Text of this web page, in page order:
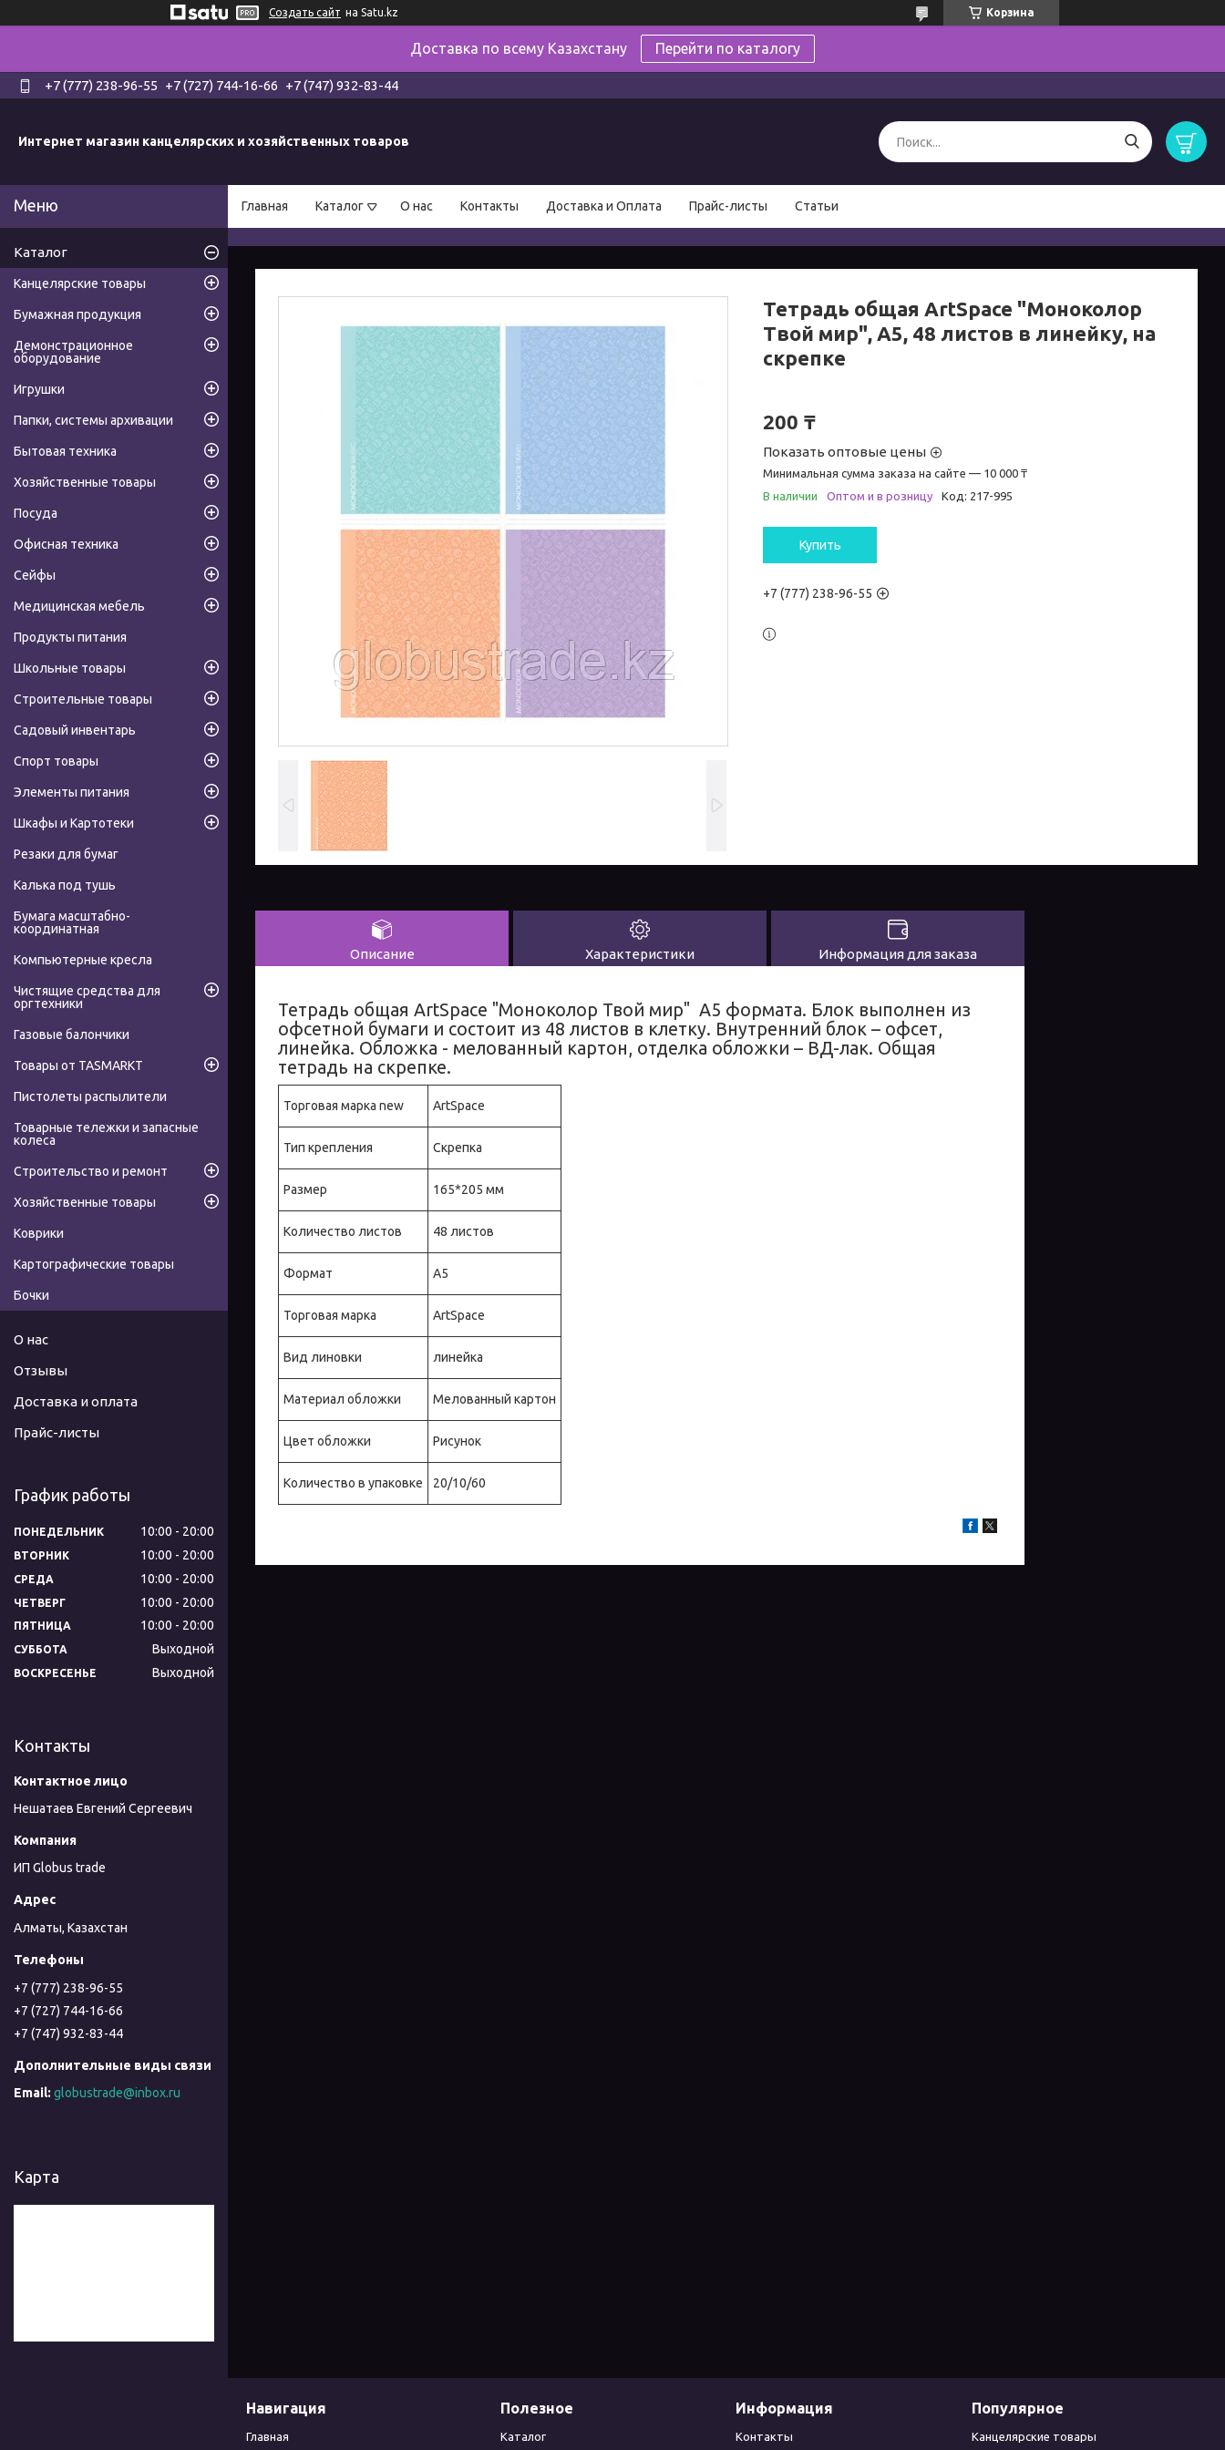
Создать сайт на Satu.kz Корзина
Доставка по всему Казахстану Перейти по каталогу
+7 (777) 238-96-55 +7 (727) 744-16-66 +7 (747) 932-83-44
Интернет магазин канцелярских и хозяйственных товаров
Главная Каталог О нас Контакты Доставка и Оплата Прайс-листы Статьи
Тетрадь общая ArtSpace "Моноколор
Твой мир", А5, 48 листов в линейку, на
скрепке
200 ₸
Показать оптовые цены
Минимальная сумма заказа на сайте — 10 000 ₸
В наличии
Оптом и в розницу Код: 217-995
Купить
+7 (777) 238-96-55
Описание Характеристики Информация для заказа
Тетрадь общая ArtSpace "Моноколор Твой мир" А5 формата. Блок выполнен из
офсетной бумаги и состоит из 48 листов в клетку. Внутренний блок – офсет,
линейка. Обложка - мелованный картон, отделка обложки – ВД-лак. Общая
тетрадь на скрепке.
Торговая марка new ArtSpace
Тип крепления Скрепка
Размер 165*205 мм
Количество листов 48 листов
Формат А5
Торговая марка ArtSpace
Вид линовки линейка
Материал обложки Мелованный картон
Цвет обложки Рисунок
Количество в упаковке 20/10/60
Каталог
Канцелярские товары
Бумажная продукция
Демонстрационное
оборудование
Игрушки
Папки, системы архивации
Бытовая техника
Хозяйственные товары
Посуда
Офисная техника
Сейфы
Медицинская мебель
Продукты питания
Школьные товары
Строительные товары
Садовый инвентарь
Спорт товары
Элементы питания
Шкафы и Картотеки
Резаки для бумаг
Калька под тушь
Бумага масштабно-
координатная
Компьютерные кресла
Чистящие средства для
оргтехники
Газовые балончики
Товары от TASMARKT
Пистолеты распылители
Товарные тележки и запасные
колеса
Строительство и ремонт
Хозяйственные товары
Коврики
Картографические товары
Бочки
О нас
Отзывы
Доставка и оплата
Прайс-листы
График работы
ПОНЕДЕЛЬНИК 10:00 20:00
ВТОРНИК 10:00 20:00
СРЕДА 10:00 20:00
ЧЕТВЕРГ 10:00 20:00
ПЯТНИЦА 10:00 20:00
СУББОТА Выходной
ВОСКРЕСЕНЬЕ Выходной
Контакты
Нешатаев Евгений Сергеевич
ИП Globus trade
Алматы, Казахстан
+7 (777) 238-96-55
+7 (727) 744-16-66
+7 (747) 932-83-44
globustrade@inbox.ru
Карта
Навигация
Главная
Полезное
Каталог
Информация
Контакты
Популярное
Канцелярские товары